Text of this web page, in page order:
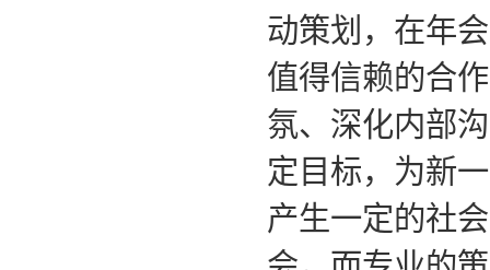
动策划，在年
值得信赖的合
氛、深化内部
定目标，为新
产生一定的社